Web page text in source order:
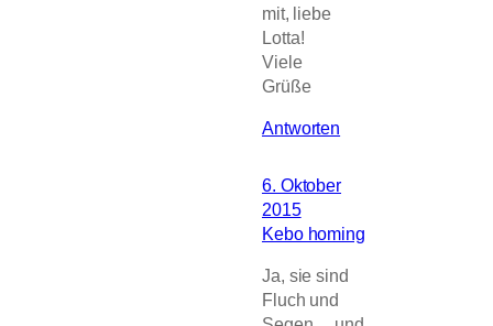
mit, liebe
Lotta!
Viele
Grüße
Antworten
6. Oktober
2015
Kebo homing
Ja, sie sind
Fluch und